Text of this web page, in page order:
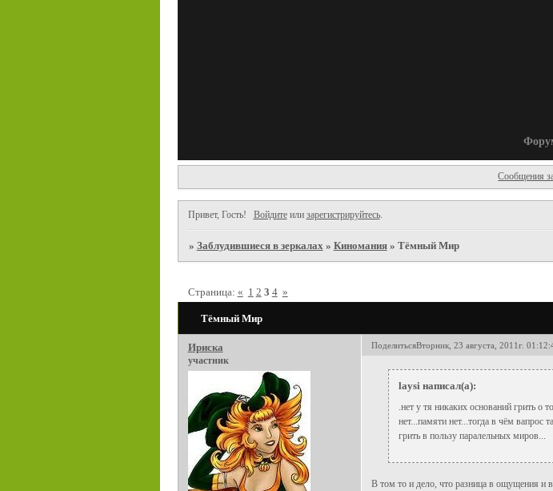
Сообщения
Привет, Гость! Войдитеили зарегистрируйтесь.
» Заблудившиеся в зеркалах » Киномания » Тёмный Мир
Тёмный Мир
Страница: « 1 2 3 4 »
ПоделитьсяВторник, 23 августа, 2011г.
Ириска
участник
laysi написал(а):
.нет у тя никаких оснований грить
нет...памяти нет...тогда в чём вапрос
грить в пользу паралельных миров...
В том то и дело, что разница в ощущения и